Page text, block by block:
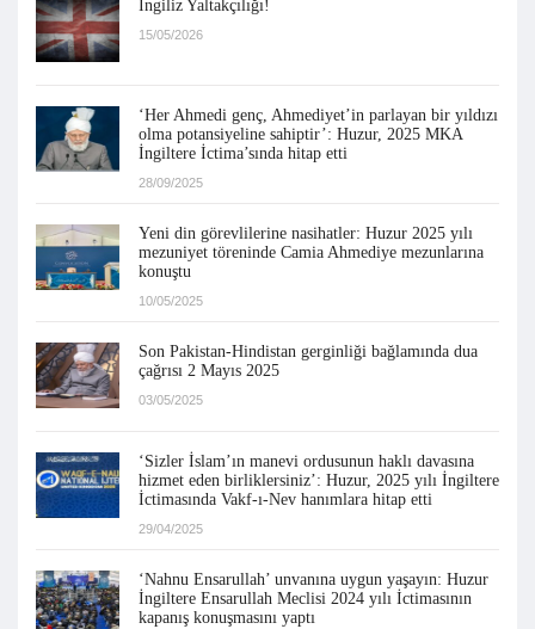
İngiliz Yaltakçılığı!
15/05/2026
‘Her Ahmedi genç, Ahmediyet’in parlayan bir yıldızı
olma potansiyeline sahiptir’: Huzur, 2025 MKA
İngiltere İctima’sında hitap etti
28/09/2025
Yeni din görevlilerine nasihatler: Huzur 2025 yılı
mezuniyet töreninde Camia Ahmediye mezunlarına
konuştu
10/05/2025
Son Pakistan-Hindistan gerginliği bağlamında dua
çağrısı 2 Mayıs 2025
03/05/2025
‘Sizler İslam’ın manevi ordusunun haklı davasına
hizmet eden birliklersiniz’: Huzur, 2025 yılı İngiltere
İctimasında Vakf-ı-Nev hanımlara hitap etti
29/04/2025
‘Nahnu Ensarullah’ unvanına uygun yaşayın: Huzur
İngiltere Ensarullah Meclisi 2024 yılı İctimasının
kapanış konuşmasını yaptı